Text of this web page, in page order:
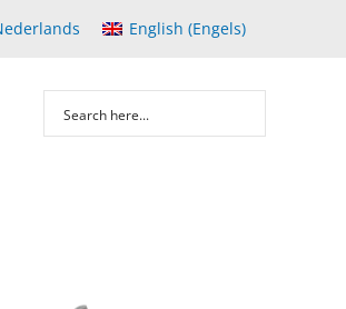
English (Engels)